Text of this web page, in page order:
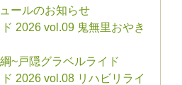
ールのお知らせ
2026 vol.09 鬼無里おやき
~戸隠グラベルライド
2026 vol.08 リハビリライ